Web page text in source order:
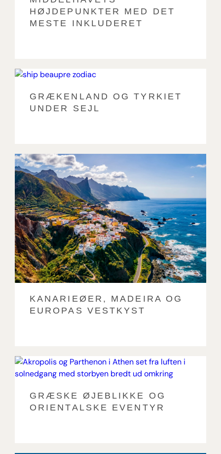
HØJDEPUNKTER MED DET
MESTE INKLUDERET
GRÆKENLAND OG TYRKIET
UNDER SEJL
KANARIEØER, MADEIRA OG
EUROPAS VESTKYST
GRÆSKE ØJEBLIKKE OG
ORIENTALSKE EVENTYR